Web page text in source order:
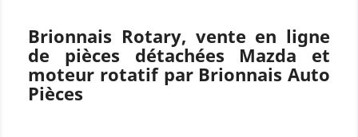
Brionnais Rotary, vente en ligne
de pièces détachées Mazda et
moteur rotatif par Brionnais Auto
Pièces